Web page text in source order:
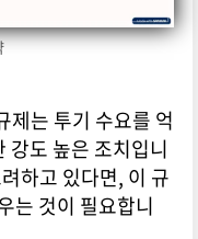
제는 투기 수요를 억
강도 높은 조치입니
하고 있다면, 이 규
는 것이 필요합니